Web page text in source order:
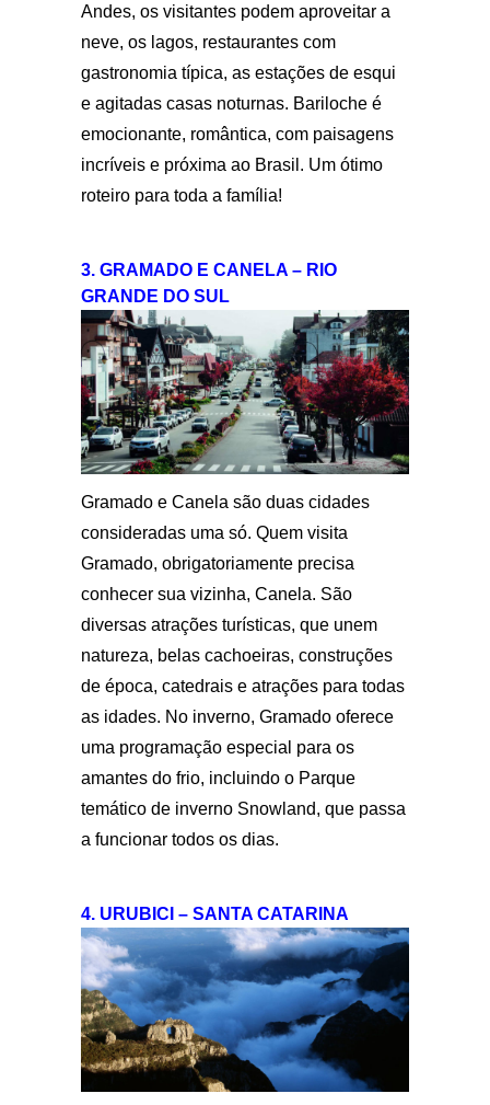
Andes, os visitantes podem aproveitar a
neve, os lagos, restaurantes com
gastronomia típica, as estações de esqui
e agitadas casas noturnas. Bariloche é
emocionante, romântica, com paisagens
incríveis e próxima ao Brasil. Um ótimo
roteiro para toda a família!
3. GRAMADO E CANELA – RIO
GRANDE DO SUL
Gramado e Canela são duas cidades
consideradas uma só. Quem visita
Gramado, obrigatoriamente precisa
conhecer sua vizinha, Canela. São
diversas atrações turísticas, que unem
natureza, belas cachoeiras, construções
de época, catedrais e atrações para todas
as idades. No inverno, Gramado oferece
uma programação especial para os
amantes do frio, incluindo o Parque
temático de inverno Snowland, que passa
a funcionar todos os dias.
4. URUBICI – SANTA CATARINA